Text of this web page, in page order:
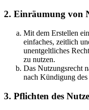
2. Einräumung von
Mit dem Erstellen
einfaches, zeitlich
unentgeltliches
zu nutzen.
Das Nutzungsrecht
nach Kündigung des
3. Pflichten des